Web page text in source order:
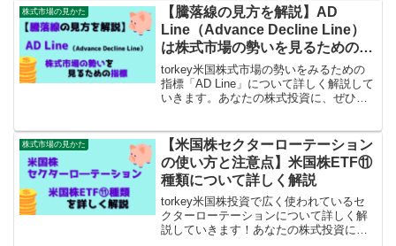
事を読めば、相場サイクルに応じて有利
な投資対象を...
株式市場の見かた
【騰落線の見方を解説】AD
Line（Advance Decline Line）
は株式市場の勢いを見るための指
標
torkey米国株式市場の勢いをみるための
指標「AD Line」について詳しく解説して
いきます。あなたの株式投資に、ぜひお
れるサイトがわかりますAD L...
株式市場の見かた
【米国株セクターローテーション
の使い方と注意点】米国株ETF⑪
種類について詳しく解説
torkey米国株投資で広く使われているセ
クターローテーションについて詳しく解
説していきます！あなたの株式投資に、